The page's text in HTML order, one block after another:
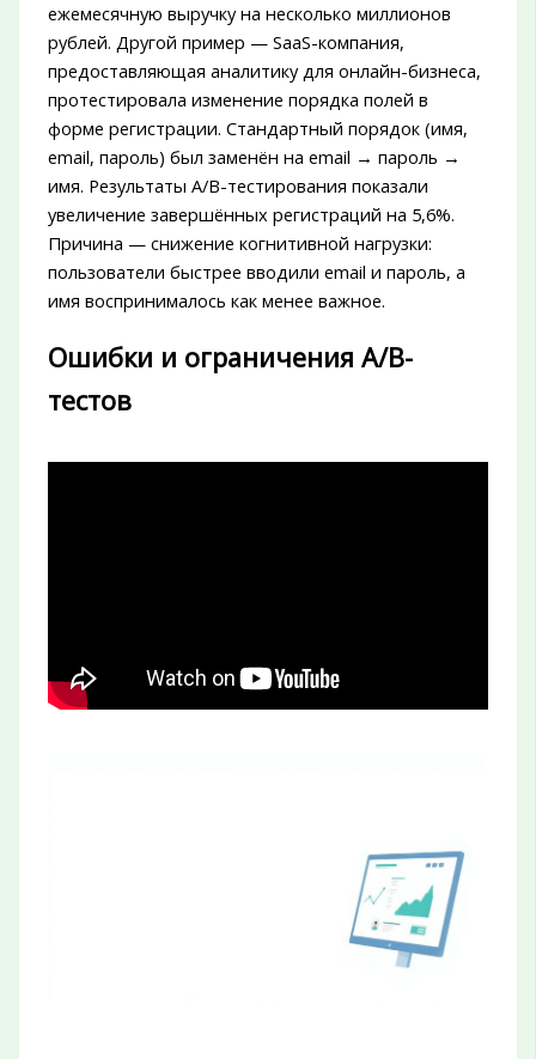
ежемесячную выручку на несколько миллионов
рублей. Другой пример — SaaS-компания,
предоставляющая аналитику для онлайн-бизнеса,
протестировала изменение порядка полей в
форме регистрации. Стандартный порядок (имя,
email, пароль) был заменён на email → пароль →
имя. Результаты A/B-тестирования показали
увеличение завершённых регистраций на 5,6%.
Причина — снижение когнитивной нагрузки:
пользователи быстрее вводили email и пароль, а
имя воспринималось как менее важное.
Ошибки и ограничения A/B-
тестов